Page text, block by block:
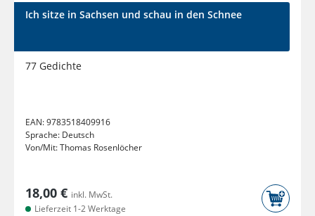
Ich sitze in Sachsen und schau in den Schnee
77 Gedichte
EAN:9783518409916
Sprache: Deutsch
Von/Mit:Thomas Rosenlöcher
18,00 € inkl. MwSt.
Lieferzeit 1-2 Werktage